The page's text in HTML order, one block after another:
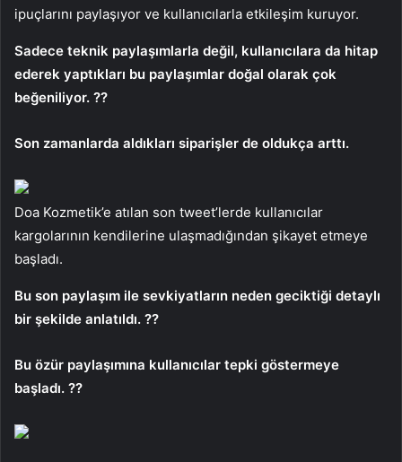
ipuçlarını paylaşıyor ve kullanıcılarla etkileşim kuruyor.
Sadece teknik paylaşımlarla değil, kullanıcılara da hitap
ederek yaptıkları bu paylaşımlar doğal olarak çok
beğeniliyor. ??
Son zamanlarda aldıkları siparişler de oldukça arttı.
Doa Kozmetik’e atılan son tweet’lerde kullanıcılar
kargolarının kendilerine ulaşmadığından şikayet etmeye
başladı.
Bu son paylaşım ile sevkiyatların neden geciktiği detaylı
bir şekilde anlatıldı. ??
Bu özür paylaşımına kullanıcılar tepki göstermeye
başladı. ??